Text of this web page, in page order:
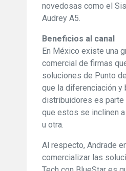
novedosas como el
Audrey A5.
Beneficios al canal
En México existe una
comercial de firmas
soluciones de Punto
que la diferenciación y
distribuidores es parte
que estos se inclinen a
u otra.
Al respecto, Andrade
comercializar las